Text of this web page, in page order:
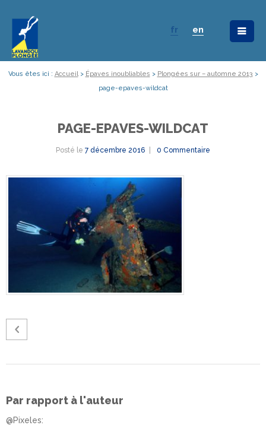
fr en
Vous êtes ici : Accueil> Épaves inoubliables > Plongées sur – automne 2013 >
page-epaves-wildcat
PAGE-EPAVES-WILDCAT
Posté le 7 décembre 2016 0 Commentaire
Par rapport à l'auteur
@Pixeles: